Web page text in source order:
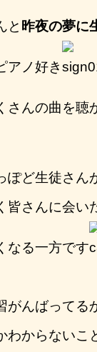
と 昨夜の夢に
アノ好き
さんの曲を聴
ぽど生徒さ
皆さんに会い
なる一方です
がんばってる
わからないこ